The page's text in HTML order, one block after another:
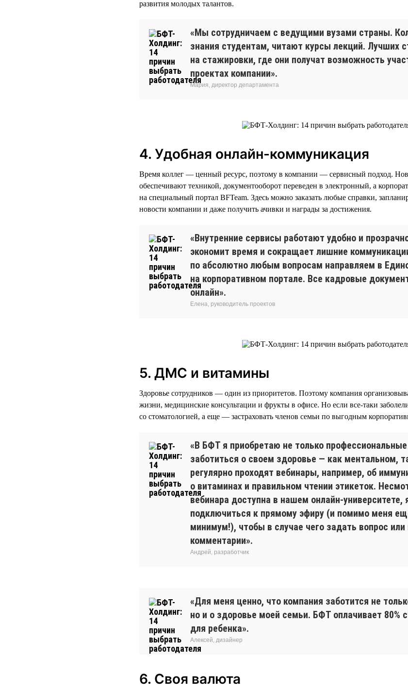
развития молодых талантов.
«Мы сотрудничаем с ведущими вузами страны.
знания студентам, читают курсы лекций. Лучших
на стажировки, где они получат возможность
проектах компании».
Мария, директор департамента
4. Удобная онлайн-коммуникация
Время коллег — ценный ресурс, поэтому в компании — сервисный подход.
обеспечивают техникой, документооборот переведен в электронный, а
на специальный портал BFTeam. Здесь можно заказать любые справки,
новости компании и даже получить ачивки и награды за достижения.
«Внутренние сервисы работают удобно и
экономит время и сокращает лишние
по абсолютно любым вопросам направляем в
на корпоративном портале. Все кадровые
онлайн».
Елена, руководитель проектов
5. ДМС и витамины
Здоровье сотрудников — один из приоритетов. Поэтому компания
жизни, медицинские консультации и фрукты в офисе. Но если все-таки
со стоматологией, а еще — застраховать членов семьи по выгодным
«В БФТ я приобретаю не только
заботиться о своем здоровье — как ментальном,
регулярно проходят вебинары, например, об
о витаминах и правильном чтении этикеток.
вебинара доступна в нашем онлайн-университете,
подключиться к прямому эфиру (и помимо меня
минимум!), чтобы в случае чего задать вопрос или
комментарии».
Андрей, разработчик
«Для меня ценно, что компания заботится не
но и о здоровье моей семьи. БФТ оплачивает 80%
для ребенка».
Алексей, дизайнер
6. Своя валюта